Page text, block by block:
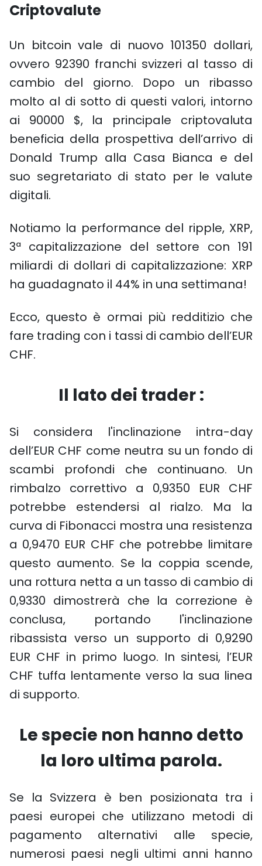
Criptovalute
Un bitcoin vale di nuovo 101350 dollari,
ovvero 92390 franchi svizzeri al tasso di
cambio del giorno. Dopo un ribasso
molto al di sotto di questi valori, intorno
ai 90000 $, la principale criptovaluta
beneficia della prospettiva dell’arrivo di
Donald Trump alla Casa Bianca e del
suo segretariato di stato per le valute
digitali.
Notiamo la performance del ripple, XRP,
3ª capitalizzazione del settore con 191
miliardi di dollari di capitalizzazione: XRP
ha guadagnato il 44% in una settimana!
Ecco, questo è ormai più redditizio che
fare trading con i tassi di cambio dell’EUR
CHF.
Il lato dei trader :
Si considera l'inclinazione intra-day
dell’EUR CHF come neutra su un fondo di
scambi profondi che continuano. Un
rimbalzo correttivo a 0,9350 EUR CHF
potrebbe estendersi al rialzo. Ma la
curva di Fibonacci mostra una resistenza
a 0,9470 EUR CHF che potrebbe limitare
questo aumento. Se la coppia scende,
una rottura netta a un tasso di cambio di
0,9330 dimostrerà che la correzione è
conclusa, portando l'inclinazione
ribassista verso un supporto di 0,9290
EUR CHF in primo luogo. In sintesi, l’EUR
CHF tuffa lentamente verso la sua linea
di supporto.
Le specie non hanno detto
la loro ultima parola.
Se la Svizzera è ben posizionata tra i
paesi europei che utilizzano metodi di
pagamento alternativi alle specie,
numerosi paesi negli ultimi anni hanno